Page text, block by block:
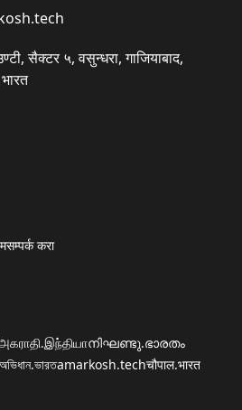
सैक्टर ५, वसुन्धरा, गाजियाबाद,
सम्पर्क करा
നിഘണ്ടു.ഭാരതം
অভিধান.ভারতamarkosh.techचौपाल.भारत